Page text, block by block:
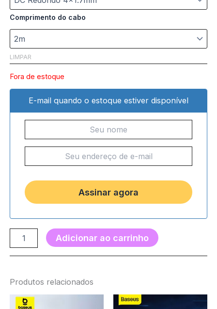
Comprimento do cabo
LIMPAR
Fora de estoque
E-mail quando o estoque estiver disponível
Adicionar ao carrinho
Produtos relacionados